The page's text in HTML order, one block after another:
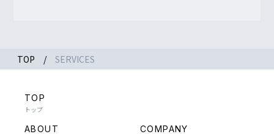
TOP SERVICES
TOP
トップ
ABOUT COMPANY